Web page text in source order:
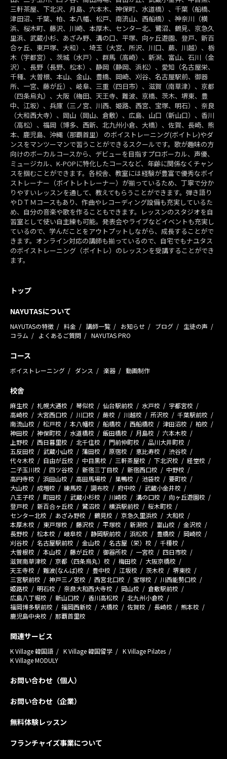
三軒茶屋、下北沢、月島、六本木、神保町、水道橋）、千葉（船橋、
津田沼、千葉、柏、本八幡、松戸、南流山、西船橋）、神奈川（横
浜、桜木町、藤沢、川崎、本厚木、センター北、鷺沼、鶴見、京急久
里浜、武蔵小杉、あざみ野、溝の口、平塚、向ヶ丘遊園、登戸、新百
合ヶ丘、東戸塚、大和）、埼玉（大宮、所沢、川口、蕨、川越）、栃
木（宇都宮）、茨城（水戸）、群馬（高崎）、新潟、富山、石川（金
沢）、長野（長野、松本）、静岡（静岡、浜松）、愛知（名古屋栄、
千種、大曽根、本山、金山、豊橋、岡崎、刈谷、名古屋駅前、御器
所、一宮、藤が丘）、岐阜、三重（四日市）、滋賀（南草津）、京都
（四条烏丸）、大阪（梅田、天王寺、難波、京橋、茨木、堺東、豊
中、江坂）、兵庫（三ノ宮、川西、姫路、西宮、宝塚、明石）、奈良
（大和西大寺）、岡山（岡山、倉敷）、広島、山口（新山口）、香川
（高松）、福岡（博多、西新、北九州小倉、大橋）、佐賀、長崎、熊
本、鹿児島、沖縄（那覇首里） のボイストレーニング(ボイトレ)やダ
ンスをマンツーマンで習うことができるスクールです。歌が趣味の方
向けのボーカルコースから、デビューを目指すプロボーカル、声優、
ミュージカル、K-POPに特化したコースなど、年齢に関係なくチャン
スを掴むことができます。各校舎、教室には経験が豊富で優秀なボイ
ストレーナー（ボイトレトレーナー）が揃っているため、丁寧で分か
りやすいレッスンを通して、教えてもらうことができます。弾き語り
やＤＴＭコースもあり、作曲やレコーディング設備も充実しているた
め、自分の音楽や歌を作ることもできます。レッスンのスタジオを自
習室として使い自主練も可能。発表会やライブなどイベントも充実し
ているので、学んだことをアウトプットしながら、成長することがで
きます。オンライン対応の講師も揃っているので、自宅でもナユタス
のボイストレーニング（ボイトレ）のレッスンを受講することができ
ます。
トップ
NAYUTASについて
NAYUTASの特徴 料金 講師一覧 お知らせ ブログ
生徒の声
コラム
よくあるご質問 NAYUTAS PRO
コース
ボイストレーニング ダンス 楽器 動画制作
校舎
麻生校 札幌大通校 琴似校 仙台駅前校 水戸校
宇都宮校
高崎校
大宮西口校 川口校 蕨校 川越校 所沢校
千葉駅前校
南流山校
松戸校 本八幡校 船橋校 西船橋校 津田沼校
柏校
神田校
神保町校 水道橋校 飯田橋校 月島校
六本木校
上野校
西日暮里校 北千住校 門前仲町校
品川大井町校
五反田校
武蔵小山校 蒲田校 原宿校 恵比寿校
渋谷校
代々木校
自由が丘校 中目黒校 三軒茶屋校 下北沢校
経堂校
二子玉川校
四ツ谷校 新宿三丁目校 新宿西口校
中野校
高円寺校
浜田山校 高田馬場校 巣鴨校 池袋校
要町校
大山校
成増校 練馬校 調布校 府中校
武蔵小金井校
八王子校
町田校 武蔵小杉校 川崎校 溝の口校
向ヶ丘遊園校
登戸校
新百合ヶ丘校 鷺沼校 横浜駅前校
桜木町校
センター北校
あざみ野校 鶴見校 京急久里浜校
大和校
本厚木校
東戸塚校 藤沢校 平塚校 新潟校 富山校
金沢校
長野校
松本校 岐阜校 静岡駅前校 浜松校 豊橋校
岡崎校
刈谷校
名古屋駅前校 金山校 名古屋（栄）校
千種校
大曽根校
本山校 藤が丘校 御器所校 一宮校
四日市校
滋賀南草津校
京都（四条烏丸）校 梅田校
大阪京橋校
天王寺校
難波(なんば)校 豊中校 江坂校 茨木校
堺東校
三宮駅前校
神戸三ノ宮校 西宮北口校 宝塚校
川西能勢口校
姫路校
明石校 奈良大和西大寺校 岡山校
倉敷駅前校
広島八丁堀校
新山口校 香川高松校
北九州小倉校
福岡博多駅前校
福岡西新校 大橋校 佐賀校 長崎校
熊本校
鹿児島中央校
那覇首里校
関連サービス
K Village 韓国語 K Village 韓国留学
K Village Pilates
K Village MODULY
お問い合わせ（個人）
お問い合わせ（企業）
無料体験レッスン
フランチャイズ事業について